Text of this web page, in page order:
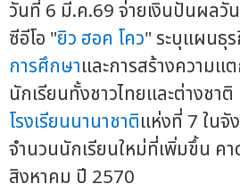
วันที่ 6 มี.ค.69 จ่ายเงินปันผลวั
ซีอีโอ "ยิว ฮอค โคว" ระบุแผนธุ
การศึกษาและการสร้างความแ
นักเรียนทั้งชาวไทยและต่างชา
โรงเรียนนานาชาติแห่งที่ 7 ในจั
จำนวนนักเรียนใหม่ที่เพิ่มขึ้น คา
สิงหาคม ปี 2570